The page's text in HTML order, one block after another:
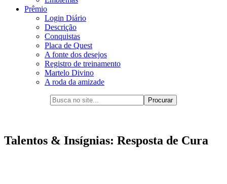
Prêmio
Login Diário
Descrição
Conquistas
Placa de Quest
A fonte dos desejos
Registro de treinamento
Martelo Divino
A roda da amizade
Talentos & Insígnias: Resposta de Cura